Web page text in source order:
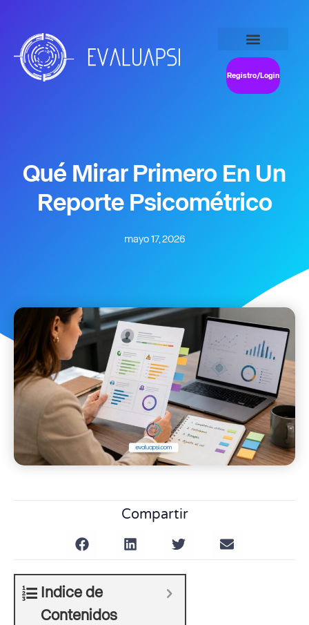
Registro/Login
Qué Mirar Primero En Un
Reporte Psicométrico
mayo 17, 2026
Compartir
Indice de
Contenidos